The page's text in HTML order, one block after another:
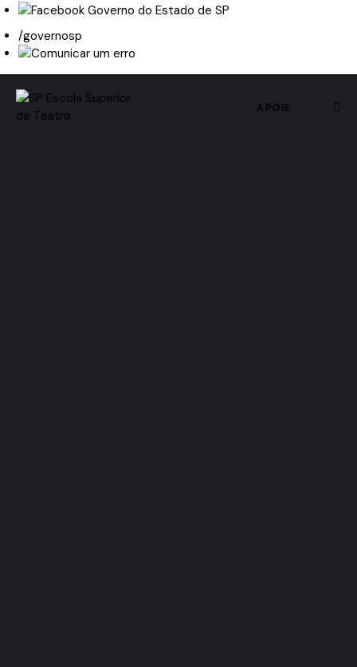
/governosp
APOIE